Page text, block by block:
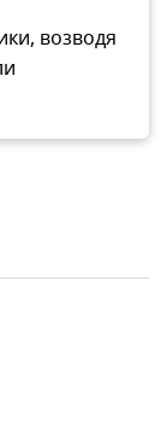
возводя